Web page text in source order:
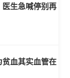
生急喊停别再
血其实血管在